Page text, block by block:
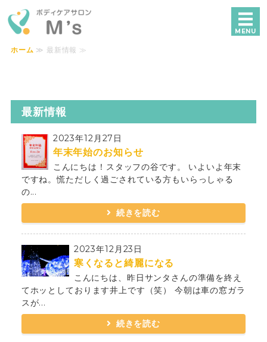
ボディケアサロンM's｜横浜で独自技術
MENU
ホーム
美容鍼
施術の流れ
ご予約・お問い合わせ
ホーム ≫ 最新情報 ≫
最新情報
2023年12月27日
年末年始のお知らせ
こんにちは！スタッフの谷です。 いよいよ年末
ですね。慌ただしく過ごされている方もいらっしゃる
の...
続きを読む
2023年12月23日
寒くなると綺麗になる
こんにちは、昨日サンタさんの準備を終え
てホッとしております井上です（笑） 今朝は車の窓ガラ
スが...
続きを読む